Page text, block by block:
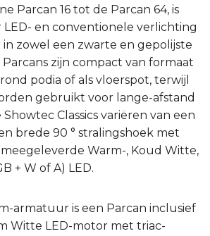
Parcan 16 tot de Parcan 64, is
LED- en conventionele verlichting
in zowel een zwarte en gepolijste
zijn compact van formaat
podia of als vloerspot, terwijl
gebruikt voor lange-afstand
Classics variëren van een
brede 90 ° stralingshoek met
Warm-, Koud Witte,
+ W of A) LED.
armatuur is een Parcan inclusief
Witte LED-motor met triac-